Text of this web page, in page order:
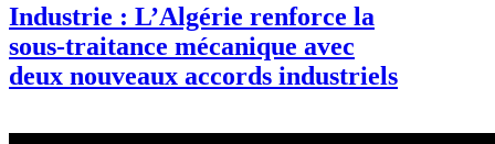
Industrie : L’Algérie renforce la
sous-traitance mécanique avec
deux nouveaux accords industriels